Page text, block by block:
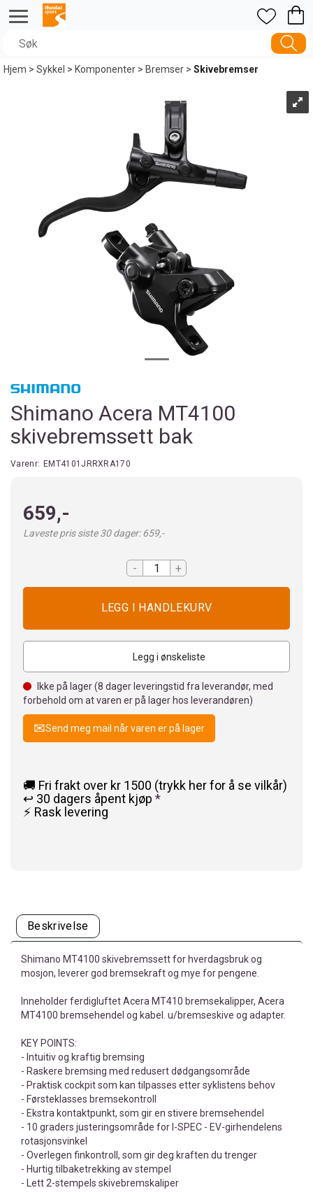
Hjem>Sykkel >Komponenter>Bremser>Skivebremser
Shimano Acera MT4100
skivebremssett bak
Varenr: EMT4101JRRXRA170
659,-
Laveste pris siste 30 dager: 659,-
- +
Legg i ønskeliste
Ikke på lager (8 dager leveringstid fra leverandør, med
forbehold om at varen er på lager hos leverandøren)
Send meg mail når varen er på lager
🚚 Fri frakt over kr 1500 (trykk her for å se vilkår)
↩️ 30 dagers åpent kjøp *
⚡ Rask levering
Beskrivelse
Shimano MT4100 skivebremssett for hverdagsbruk og
mosjon, leverer god bremsekraft og mye for pengene.
Inneholder ferdigluftet Acera MT410 bremsekalipper, Acera
MT4100 bremsehendel og kabel. u/bremseskive og adapter.
KEY POINTS:
- Intuitiv og kraftig bremsing
- Raskere bremsing med redusert dødgangsområde
- Praktisk cockpit som kan tilpasses etter syklistens behov
- Førsteklasses bremsekontroll
- Ekstra kontaktpunkt, som gir en stivere bremsehendel
- 10 graders justeringsområde for I-SPEC - EV-girhendelens
rotasjonsvinkel
- Overlegen finkontroll, som gir deg kraften du trenger
- Hurtig tilbaketrekking av stempel
- Lett 2-stempels skivebremskaliper